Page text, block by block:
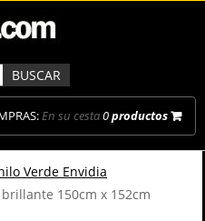
En su cesta0productos
Verde Envidia
150cm x 152cm